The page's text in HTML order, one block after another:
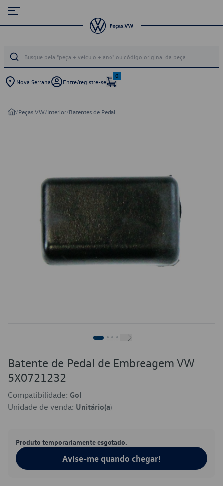
Nova Serrana Entre/registre-se
0
/Peças VW/Interior/Batentes de Pedal
Batente de Pedal de Embreagem VW
5X0721232
Compatibilidade: Gol
Unidade de venda: Unitário(a)
Produto temporariamente esgotado.
Avise-me quando chegar!